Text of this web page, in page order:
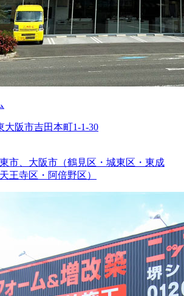
大阪市吉田本町1-1-30
市、大阪市（鶴見区・城東区・東成
王寺区・阿倍野区）